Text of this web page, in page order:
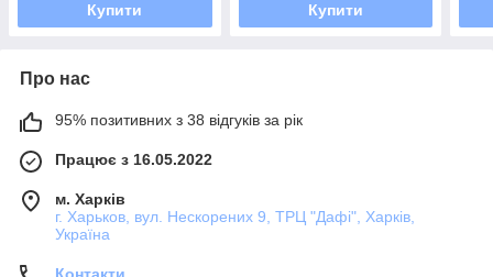
Купити Купити
Про нас
95% позитивних з 38 відгуків за рік
Працює з 16.05.2022
м. Харків
г. Харьков, вул. Нескорених 9, ТРЦ "Дафі", Харків,
Україна